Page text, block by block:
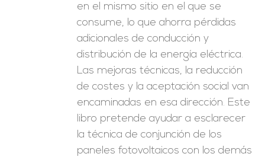
en el mismo sitio en el que se
consume, lo que ahorra pérdidas
adicionales de conducción y
distribución de la energía eléctrica.
Las mejoras técnicas, la reducción
de costes y la aceptación social van
encaminadas en esa dirección. Este
libro pretende ayudar a esclarecer
la técnica de conjunción de los
paneles fotovoltaicos con los demás